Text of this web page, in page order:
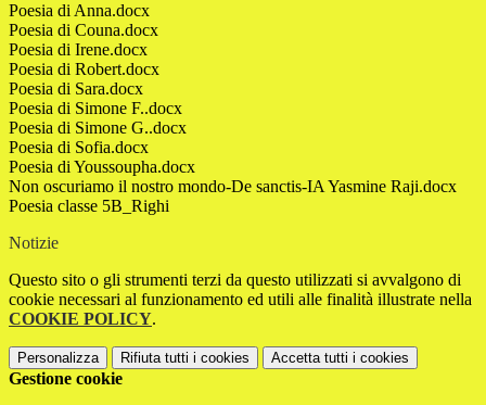
Poesia di Anna.docx
Poesia di Couna.docx
Poesia di Irene.docx
Poesia di Robert.docx
Poesia di Sara.docx
Poesia di Simone F..docx
Poesia di Simone G..docx
Poesia di Sofia.docx
Poesia di Youssoupha.docx
Non oscuriamo il nostro mondo-De sanctis-IA Yasmine Raji.docx
Poesia classe 5B_Righi
Notizie
Questo sito o gli strumenti terzi da questo utilizzati si avvalgono di
cookie necessari al funzionamento ed utili alle finalità illustrate nella
COOKIE POLICY.
Personalizza Rifiuta tutti i cookies Accetta tutti i cookies
Gestione cookie